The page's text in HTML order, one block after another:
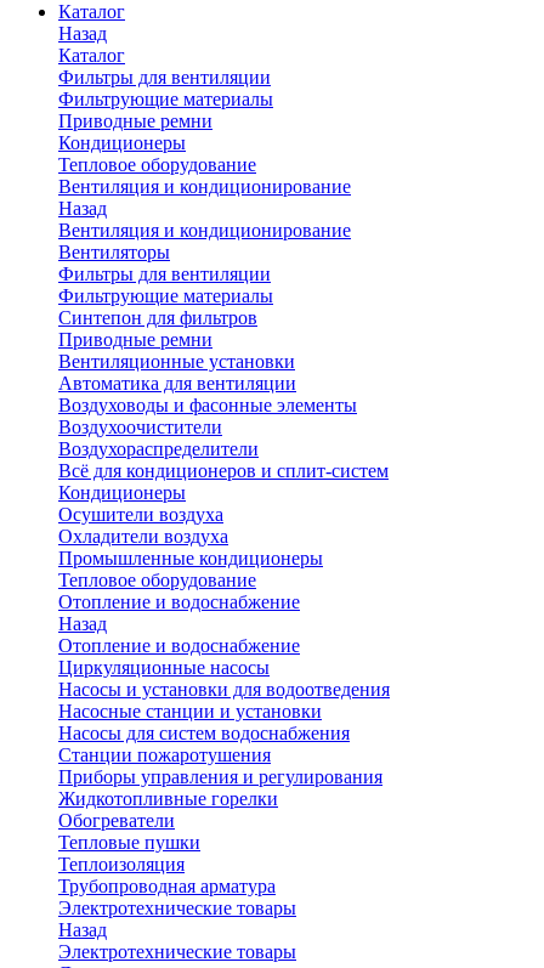
Каталог
Назад
Каталог
Фильтры для вентиляции
Фильтрующие материалы
Приводные ремни
Кондиционеры
Тепловое оборудование
Вентиляция и кондиционирование
Назад
Вентиляция и кондиционирование
Вентиляторы
Фильтры для вентиляции
Фильтрующие материалы
Синтепон для фильтров
Приводные ремни
Вентиляционные установки
Автоматика для вентиляции
Воздуховоды и фасонные элементы
Воздухоочистители
Воздухораспределители
Всё для кондиционеров и сплит-систем
Кондиционеры
Осушители воздуха
Охладители воздуха
Промышленные кондиционеры
Тепловое оборудование
Отопление и водоснабжение
Назад
Отопление и водоснабжение
Циркуляционные насосы
Насосы и установки для водоотведения
Насосные станции и установки
Насосы для систем водоснабжения
Станции пожаротушения
Приборы управления и регулирования
Жидкотопливные горелки
Обогреватели
Тепловые пушки
Теплоизоляция
Трубопроводная арматура
Электротехнические товары
Назад
Электротехнические товары